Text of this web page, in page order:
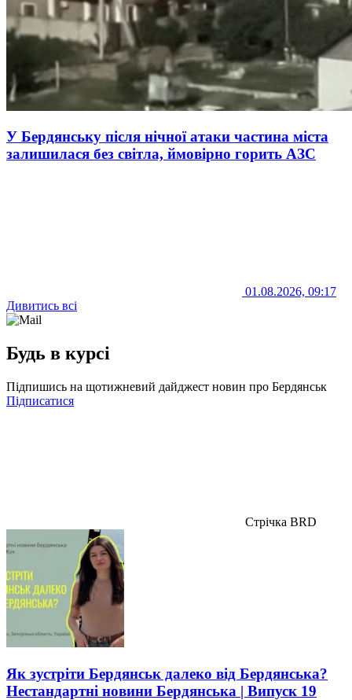
У Бердянську після нічної атаки частина міста
залишилася без світла, ймовірно горить АЗС
01.08.2026, 09:17
Дивитись всі
Будь в курсі
Підпишись на щотижневий дайджест новин про Бердянськ
Підписатися
Стрічка BRD
Як зустріти Бердянськ далеко від Бердянська?
Нестандартні новини Бердянська | Випуск 19